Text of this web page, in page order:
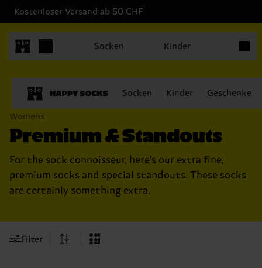
Kostenloser Versand ab 50 CHF
Socken Kinder
Socken Kinder Geschenke
Womens
Premium & Standouts
For the sock connoisseur, here’s our extra fine,
premium socks and special standouts. These socks
are certainly something extra.
Filter